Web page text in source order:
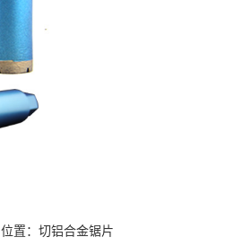
位置：切铝合金锯片